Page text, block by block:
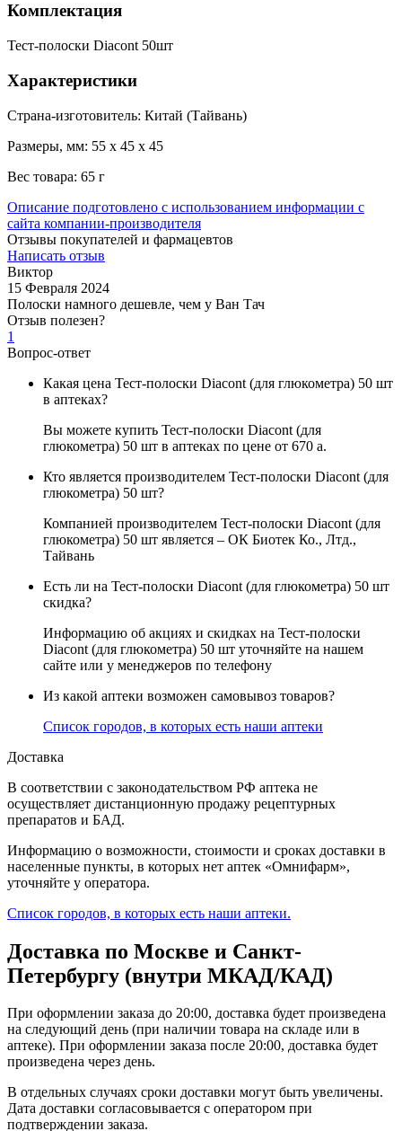
Комплектация
Тест-полоски Diacont 50шт
Характеристики
Страна-изготовитель: Китай (Тайвань)
Размеры, мм: 55 х 45 х 45
Вес товара: 65 г
Описание подготовлено с использованием информации с
сайта компании-производителя
Отзывы покупателей и фармацевтов
Написать отзыв
Виктор
15 Февраля 2024
Полоски намного дешевле, чем у Ван Тач
Отзыв полезен?
1
Вопрос-ответ
Какая цена Тест-полоски Diacont (для глюкометра) 50 шт
в аптеках?
Вы можете купить Тест-полоски Diacont (для
глюкометра) 50 шт в аптеках по цене от 670 a.
Кто является производителем Тест-полоски Diacont (для
глюкометра) 50 шт?
Компанией производителем Тест-полоски Diacont (для
глюкометра) 50 шт является – ОК Биотек Ко., Лтд.,
Тайвань
Есть ли на Тест-полоски Diacont (для глюкометра) 50 шт
скидка?
Информацию об акциях и скидках на Тест-полоски
Diacont (для глюкометра) 50 шт уточняйте на нашем
сайте или у менеджеров по телефону
Из какой аптеки возможен самовывоз товаров?
Список городов, в которых есть наши аптеки
Доставка
В соответствии с законодательством РФ аптека не
осуществляет дистанционную продажу рецептурных
препаратов и БАД.
Информацию о возможности, стоимости и сроках доставки в
населенные пункты, в которых нет аптек «Омнифарм»,
уточняйте у оператора.
Список городов, в которых есть наши аптеки.
Доставка по Москве и Санкт-
Петербургу (внутри МКАД/КАД)
При оформлении заказа до 20:00, доставка будет произведена
на следующий день (при наличии товара на складе или в
аптеке). При оформлении заказа после 20:00, доставка будет
произведена через день.
В отдельных случаях сроки доставки могут быть увеличены.
Дата доставки согласовывается с оператором при
подтверждении заказа.